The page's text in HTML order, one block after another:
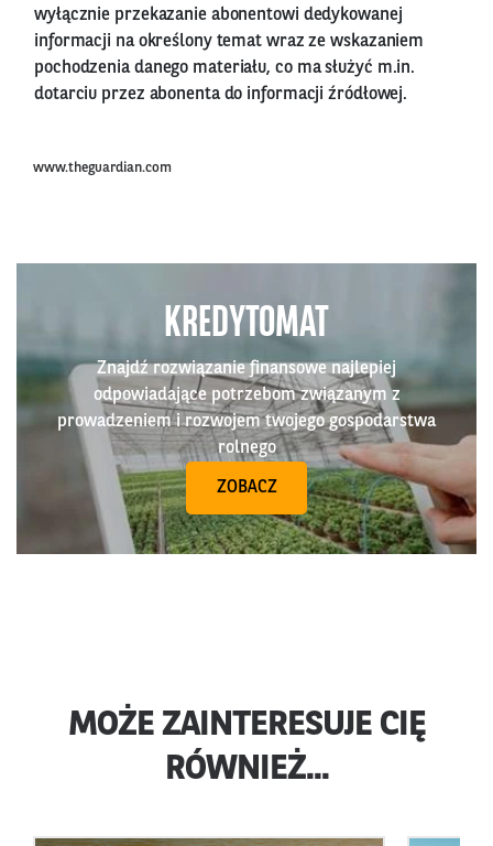
wyłącznie przekazanie abonentowi dedykowanej
informacji na określony temat wraz ze wskazaniem
pochodzenia danego materiału, co ma służyć m.in.
dotarciu przez abonenta do informacji źródłowej.
www.theguardian.com
KREDYTOMAT
Znajdź rozwiązanie finansowe najlepiej
odpowiadające potrzebom związanym z
prowadzeniem i rozwojem twojego gospodarstwa
rolnego
ZOBACZ
MOŻE ZAINTERESUJE CIĘ
RÓWNIEŻ...